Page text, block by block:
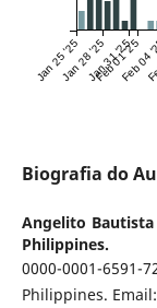
Jan 25 '25Jan 28 '25Jan 31 '25
Feb 01 '25
Feb
Biografia do
Angelito
Philippines.
0000-0001-6591-
Philippines.